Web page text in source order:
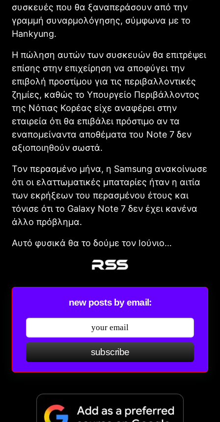
συσκευές που θα ξαναπεράσουν από την
γραμμή συναρμολόγησης, σύμφωνα με το
Hankyung.
Η πώληση αυτών των συσκευών θα επιτρέψει
επίσης στην επιχείρηση να αποφύγει την
επιβολή προστίμου για τις περιβαλλοντικές
ζημίες, καθώς το Υπουργείο Περιβάλλοντος
της Νότιας Κορέας είχε αναφέρει στην
εταιρεία ότι θα επιβάλει πρόστιμο αν τα
εναπομείναντα αποθέματα του Note 7 δεν
αξιοποιηθούν σωστά.
Τον περασμένο μήνα, η Samsung ανακοίνωσε
ότι οι ελαττωματικές μπαταρίες ήταν η αιτία
των εκρήξεων του περασμένου έτους και
τόνισε ότι το Galaxy Note 7 δεν έχει κανένα
άλλο πρόβλημα.
Αυτό φυσικά θα το δούμε τον Ιούνιο…
new posts by email:
subscribe